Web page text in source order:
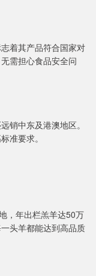
着其产品符合国家对
需担心食品安全问
销中东及港澳地区。
准要求。
，年出栏羔羊达50万
头羊都能达到高品质